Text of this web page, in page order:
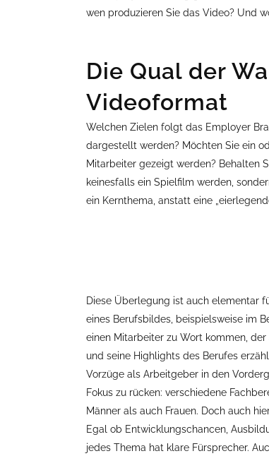
wen produzieren Sie das Video? Und
Die Qual der
Videoformat
Welchen Zielen folgt das Employer
dargestellt werden? Möchten Sie ein
Mitarbeiter gezeigt werden? Behalten
keinesfalls ein Spielfilm werden,
ein Kernthema, anstatt eine
Diese Überlegung ist auch elementar
eines Berufsbildes, beispielsweise im
einen Mitarbeiter zu Wort kommen,
und seine Highlights des Berufes
Vorzüge als Arbeitgeber in den
Fokus zu rücken: verschiedene
Männer als auch Frauen. Doch auch
Egal ob Entwicklungschancen,
jedes Thema hat klare Fürsprecher.